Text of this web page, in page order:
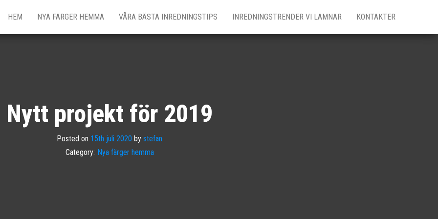
HEM NYA FÄRGER HEMMA VÅRA BÄSTA INREDNINGSTIPS INREDNINGSTRENDER VI LÄMNAR KONTAKTER
Nytt projekt för 2019
Posted on 15th juli 2020 by stefan
Category: Nya färger hemma